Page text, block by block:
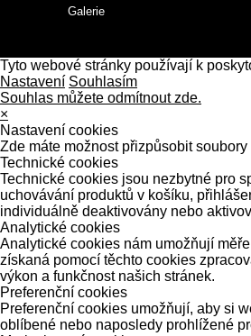
Galerie
Tyto webové stránky používají k
Nastavení Souhlasím
Souhlas můžete odmítnout zde.
×
Nastavení cookies
Zde máte možnost přizpůsobit
Technické cookies
Technické cookies jsou nezbytné pro
uchovávání produktů v košíku,
individuálně deaktivovány nebo
Analytické cookies
Analytické cookies nám umožňují
získaná pomocí těchto cookies
výkon a funkčnost našich stránek.
Preferenční cookies
Preferenční cookies umožňují, aby si
oblíbené nebo naposledy prohlížené